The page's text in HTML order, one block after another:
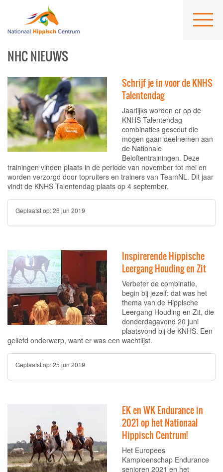
NHC NIEUWS
Schrijf je in voor de KNHS
Talentendag
Jaarlijks worden er op de
KNHS Talentendag
combinaties gescout die
mogen gaan deelnemen aan
de Nationale
Beloftentrainingen. Deze
trainingen vinden plaats in de periode van november tot mei en
worden verzorgd door topruiters en trainers van TeamNL. Dit jaar
vindt de KNHS Talentendag plaats op 4 september.
Geplaatst op:26 jun 2019
Inspirerende Hippische
Leergang Houding en Zit
Verbeter de combinatie,
begin bij jezelf: dat was het
thema van de Hippische
Leergang Houding en Zit, die
donderdagavond 20 juni
plaatsvond bij de KNHS. Een
geliefd onderwerp, want er was een wachtlijst.
Geplaatst op:25 jun 2019
EK en WK Endurance in
2021 op het Nationaal
Hippisch Centrum!
Het Europees
Kampioenschap Endurance
senioren 2021 en het